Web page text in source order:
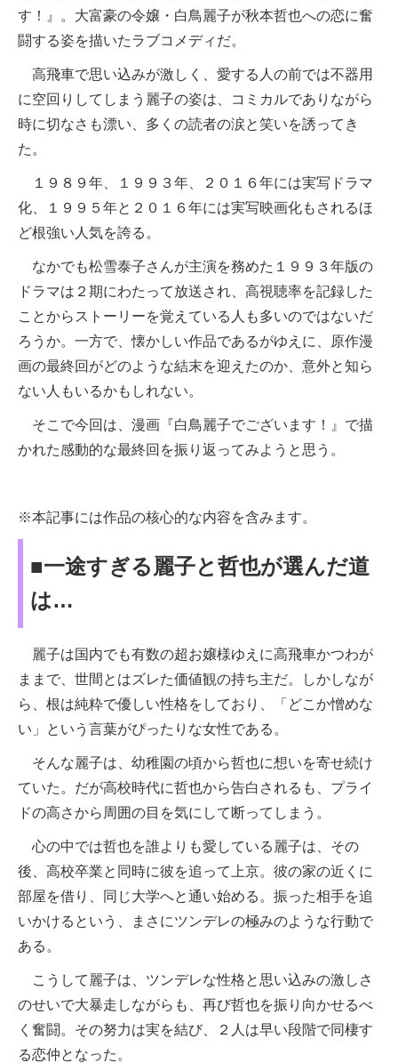
す！』。大富豪の令嬢・白鳥麗子が秋本哲也への恋に奮
闘する姿を描いたラブコメディだ。
高飛車で思い込みが激しく、愛する人の前では不器用
に空回りしてしまう麗子の姿は、コミカルでありながら
時に切なさも漂い、多くの読者の涙と笑いを誘ってき
た。
１９８９年、１９９３年、２０１６年には実写ドラマ
化、１９９５年と２０１６年には実写映画化もされるほ
ど根強い人気を誇る。
なかでも松雪泰子さんが主演を務めた１９９３年版の
ドラマは２期にわたって放送され、高視聴率を記録した
ことからストーリーを覚えている人も多いのではないだ
ろうか。一方で、懐かしい作品であるがゆえに、原作漫
画の最終回がどのような結末を迎えたのか、意外と知ら
ない人もいるかもしれない。
そこで今回は、漫画『白鳥麗子でございます！』で描
かれた感動的な最終回を振り返ってみようと思う。
※本記事には作品の核心的な内容を含みます。
■一途すぎる麗子と哲也が選んだ道
は…
麗子は国内でも有数の超お嬢様ゆえに高飛車かつわが
ままで、世間とはズレた価値観の持ち主だ。しかしなが
ら、根は純粋で優しい性格をしており、「どこか憎めな
い」という言葉がぴったりな女性である。
そんな麗子は、幼稚園の頃から哲也に想いを寄せ続け
ていた。だが高校時代に哲也から告白されるも、プライ
ドの高さから周囲の目を気にして断ってしまう。
心の中では哲也を誰よりも愛している麗子は、その
後、高校卒業と同時に彼を追って上京。彼の家の近くに
部屋を借り、同じ大学へと通い始める。振った相手を追
いかけるという、まさにツンデレの極みのような行動で
ある。
こうして麗子は、ツンデレな性格と思い込みの激しさ
のせいで大暴走しながらも、再び哲也を振り向かせるべ
く奮闘。その努力は実を結び、２人は早い段階で同棲す
る恋仲となった。